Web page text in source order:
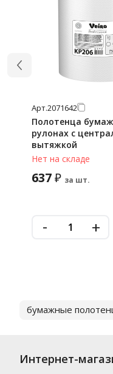
Арт.2071642
Полотенца
рулонах c
вытяжкой
Нет на складе
637₽ за шт.
- +
бумажные
Интернет-